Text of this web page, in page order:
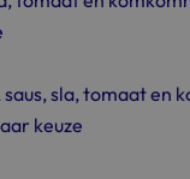
sla, tomaat en
keuze